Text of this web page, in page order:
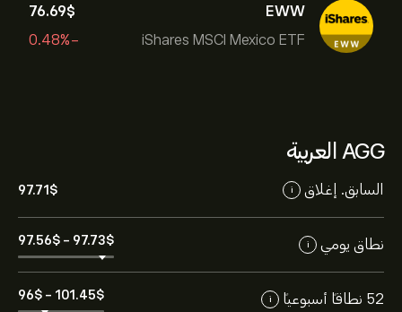
EWW
iShares MSCI Mexico ETF
76.69‎$‎
-0.48%
AGG العربية
السابق. إغلاق i
97.71‎$‎
نطاق يومي i
97.56‎$‎ - 97.73‎$‎
52 نطاقاً أسبوعياً i
96‎$‎ - 101.45‎$‎